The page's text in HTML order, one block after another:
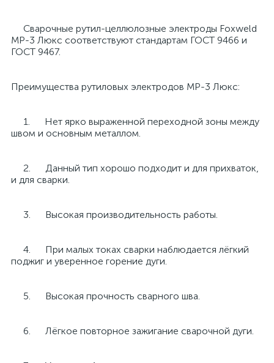
Сварочные рутил-целлюлозные электроды Foxweld
МР-3 Люкс соответствуют стандартам ГОСТ 9466 и
ГОСТ 9467.
Преимущества рутиловых электродов МР-3 Люкс:
1. Нет ярко выраженной переходной зоны между
швом и основным металлом.
2. Данный тип хорошо подходит и для прихваток,
и для сварки.
3. Высокая производительность работы.
4. При малых токах сварки наблюдается лёгкий
поджиг и уверенное горение дуги.
5. Высокая прочность сварного шва.
6. Лёгкое повторное зажигание сварочной дуги.